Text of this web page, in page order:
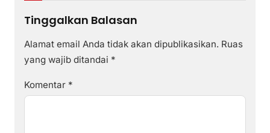
Tinggalkan Balasan
Alamat email Anda tidak akan dipublikasikan. Ruas
yang wajib ditandai *
Komentar *